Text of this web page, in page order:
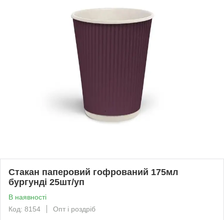
Стакан паперовий гофрований 175мл
бургунді 25шт/уп
В наявності
Код: 8154
Опт і роздріб